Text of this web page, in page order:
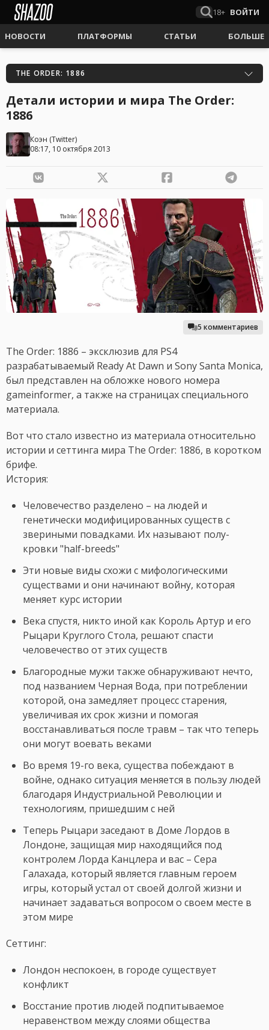
18+ ВОЙТИ
НОВОСТИ ПЛАТФОРМЫ СТАТЬИ БОЛЬШЕ
THE ORDER: 1886
Детали истории и мира The Order:
1886
Коэн (Twitter)
08:17, 10 октября 2013
5 комментариев
The Order: 1886 – эксклюзив для PS4
разрабатываемый Ready At Dawn и Sony Santa Monica,
был представлен на обложке нового номера
gameinformer, а также на страницах специального
материала.
Вот что стало известно из материала относительно
истории и сеттинга мира The Order: 1886, в коротком
брифе.
История:
Человечество разделено – на людей и
генетически модифицированных существ с
звериными повадками. Их называют полу-
кровки "half-breeds"
Эти новые виды схожи с мифологическими
существами и они начинают войну, которая
меняет курс истории
Века спустя, никто иной как Король Артур и его
Рыцари Круглого Стола, решают спасти
человечество от этих существ
Благородные мужи также обнаруживают нечто,
под названием Черная Вода, при потреблении
которой, она замедляет процесс старения,
увеличивая их срок жизни и помогая
восстанавливаться после травм – так что теперь
они могут воевать веками
Во время 19-го века, существа побеждают в
войне, однако ситуация меняется в пользу людей
благодаря Индустриальной Революции и
технологиям, пришедшим с ней
Теперь Рыцари заседают в Доме Лордов в
Лондоне, защищая мир находящийся под
контролем Лорда Канцлера и вас – Сера
Галахада, который является главным героем
игры, который устал от своей долгой жизни и
начинает задаваться вопросом о своем месте в
этом мире
Сеттинг:
Лондон неспокоен, в городе существует
конфликт
Восстание против людей подпитываемое
неравенством между слоями общества